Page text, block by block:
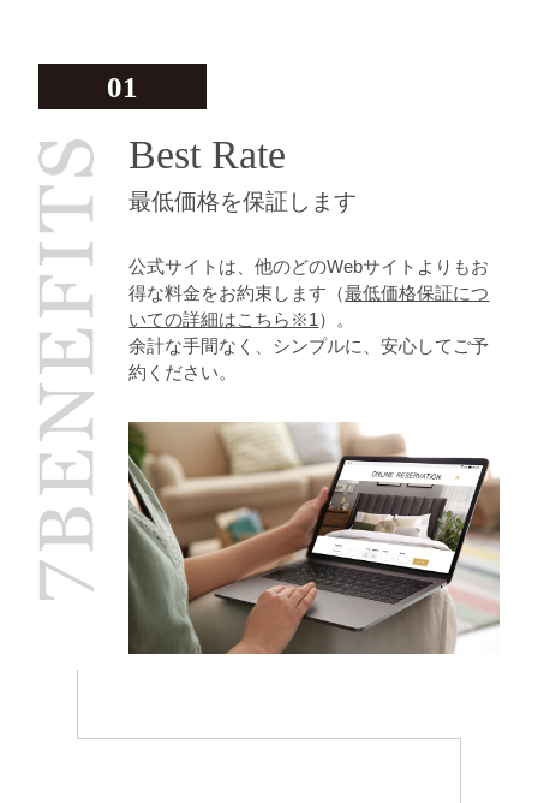
01
Best Rate
最低価格を保証します
公式サイトは、他のどのWebサイトよりもお
得な料金をお約束します（最低価格保証につ
いての詳細はこちら※1 ）。
余計な手間なく、シンプルに、安心してご予
約ください。